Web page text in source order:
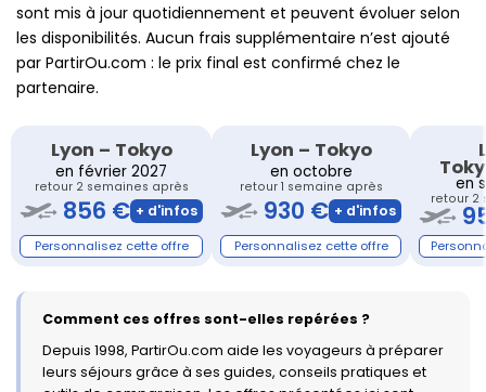
sont mis à jour quotidiennement et peuvent évoluer selon
les disponibilités. Aucun frais supplémentaire n’est ajouté
par PartirOu.com : le prix final est confirmé chez le
partenaire.
Lyon – Tokyo
en février 2027
retour 2 semaines après
856 €
Lyon – Tokyo
en octobre
retour 1 semaine après
930 €
en
retour 2
Comment ces offres sont-elles repérées ?
Depuis 1998, PartirOu.com aide les voyageurs à préparer
leurs séjours grâce à ses guides, conseils pratiques et